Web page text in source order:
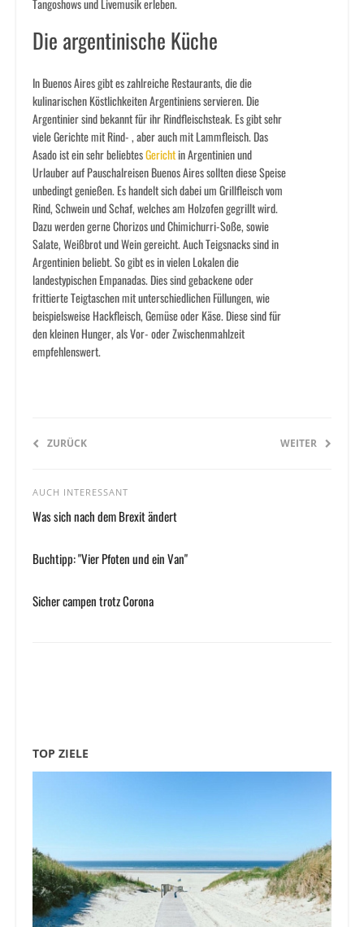
Tangoshows und Livemusik erleben.
Die argentinische Küche
In Buenos Aires gibt es zahlreiche Restaurants, die die
kulinarischen Köstlichkeiten Argentiniens servieren. Die
Argentinier sind bekannt für ihr Rindfleischsteak. Es gibt sehr
viele Gerichte mit Rind- , aber auch mit Lammfleisch. Das
Asado ist ein sehr beliebtesGerichtin Argentinien und
Urlauber auf Pauschalreisen Buenos Aires sollten diese Speise
unbedingt genießen. Es handelt sich dabei um Grillfleisch vom
Rind, Schwein und Schaf, welches am Holzofen gegrillt wird.
Dazu werden gerne Chorizos und Chimichurri-Soße, sowie
Salate, Weißbrot und Wein gereicht. Auch Teigsnacks sind in
Argentinien beliebt. So gibt es in vielen Lokalen die
landestypischen Empanadas. Dies sind gebackene oder
frittierte Teigtaschen mit unterschiedlichen Füllungen, wie
beispielsweise Hackfleisch, Gemüse oder Käse. Diese sind für
den kleinen Hunger, als Vor- oder Zwischenmahlzeit
empfehlenswert.
ZURÜCK WEITER
AUCH INTERESSANT
Was sich nach dem Brexit ändert
Buchtipp: "Vier Pfoten und ein Van"
Sicher campen trotz Corona
TOP ZIELE